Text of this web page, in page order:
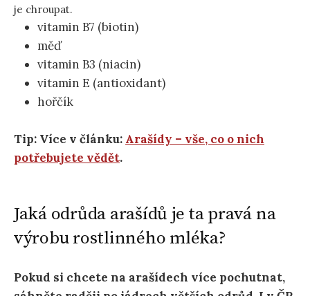
je chroupat.
vitamin B7 (biotin)
měď
vitamin B3 (niacin)
vitamin E (antioxidant)
hořčík
Tip: Více v článku: Arašídy – vše, co o nich
potřebujete vědět.
Jaká odrůda arašídů je ta pravá na
výrobu rostlinného mléka?
Pokud si chcete na arašídech více pochutnat,